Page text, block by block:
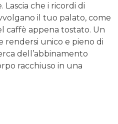
Lascia che i ricordi di
il tuo palato, come
caffè appena tostato. Un
rendersi unico e pieno di
dell’abbinamento
racchiuso in una